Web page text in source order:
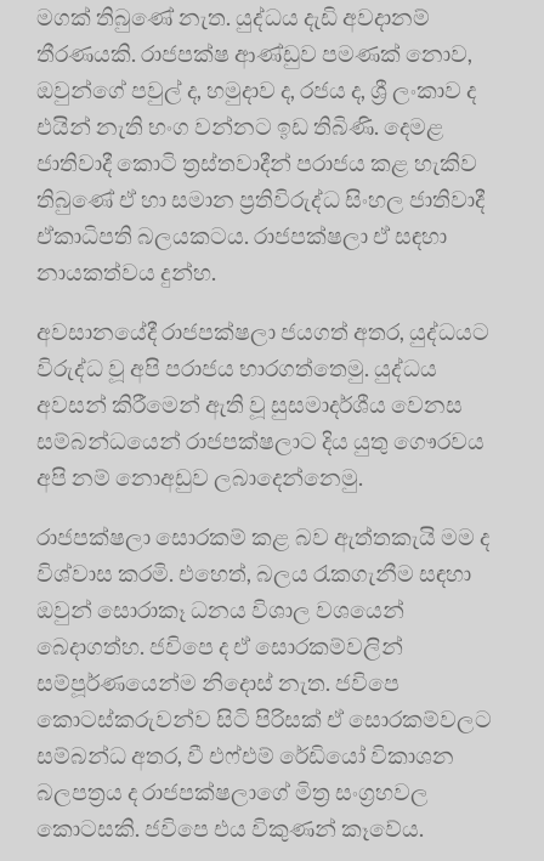
මගක් තිබුණේ නැත. යුද්ධය දැඩි අවදානම්
තීරණයකි. රාජපක්ෂ ආණ්ඩුව පමණක් නොව,
ඔවුන්ගේ පවුල් ද, හමුදාව ද, රජය ද, ශ්‍රී ලංකාව ද
එයින් නැති භංග වන්නට ඉඩ තිබිණි. දෙමළ
ජාතිවාදී කොටි ත්‍රස්තවාදීන් පරාජය කළ හැකිව
තිබුණේ ඒ හා සමාන ප්‍රතිවිරුද්ධ සිංහල ජාතිවාදී
ඒකාධිපති බලයකටය. රාජපක්ෂලා ඒ සඳහා
නායකත්වය දුන්හ.
අවසානයේදී රාජපක්ෂලා ජයගත් අතර, යුද්ධයට
විරුද්ධ වූ අපි පරාජය භාරගත්තෙමු. යුද්ධය
අවසන් කිරීමෙන් ඇති වූ සුසමාදර්ශීය වෙනස
සම්බන්ධයෙන් රාජපක්ෂලාට දිය යුතු ගෞරවය
අපි නම් නොඅඩුව ලබාදෙන්නෙමු.
රාජපක්ෂලා සොරකම් කළ බව ඇත්තකැයි මම ද
විශ්වාස කරමි. එහෙත්, බලය රැකගැනීම සඳහා
ඔවුන් සොරාකෑ ධනය විශාල වශයෙන්
බෙදාගත්හ. ජවිපෙ ද ඒ සොරකම්වලින්
සම්පූර්ණයෙන්ම නිදොස් නැත. ජවිපෙ
කොටස්කරුවන්ව සිටි පිරිසක් ඒ සොරකම්වලට
සම්බන්ධ අතර, වී එෆ්එම් රේඩියෝ විකාශන
බලපත්‍රය ද රාජපක්ෂලාගේ මිත්‍ර සංග්‍රහවල
කොටසකි. ජවිපෙ එය විකුණන් කෑවේය.